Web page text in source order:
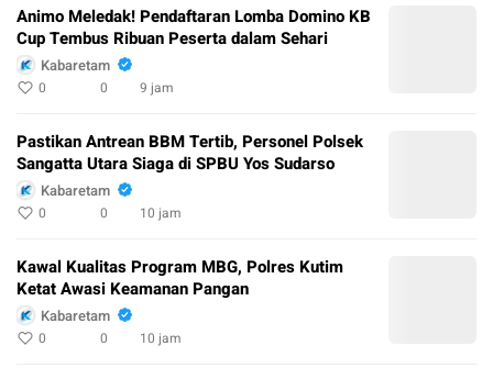
Animo Meledak! Pendaftaran Lomba Domino KB
Cup Tembus Ribuan Peserta dalam Sehari
Kabaretam
0 0 9 jam
Pastikan Antrean BBM Tertib, Personel Polsek
Sangatta Utara Siaga di SPBU Yos Sudarso
Kabaretam
0 0 10 jam
Kawal Kualitas Program MBG, Polres Kutim
Ketat Awasi Keamanan Pangan
Kabaretam
0 0 10 jam